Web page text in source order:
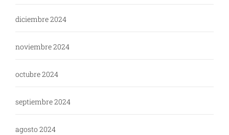
diciembre 2024
noviembre 2024
octubre 2024
septiembre 2024
agosto 2024